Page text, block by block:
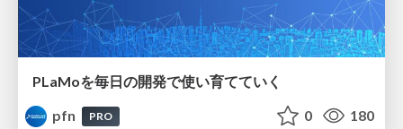
PLaMoを毎日の開発で使い育てていく
pfn
PRO 0 180